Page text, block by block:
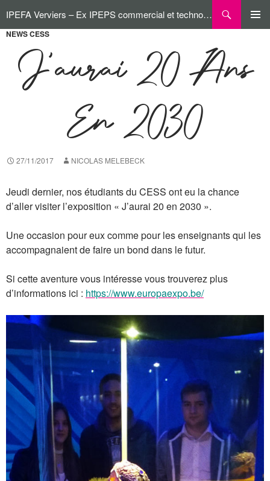
au
contenu
IPEFA Verviers – Ex IPEPS commercial et technologique
NEWS CESS
J’aurai 20 Ans
En 2030
27/11/2017 NICOLAS MELEBECK
Jeudi dernier, nos étudiants du CESS ont eu la chance
d’aller visiter l’exposition « J’aurai 20 en 2030 ».
Une occasion pour eux comme pour les enseignants qui les
accompagnaient de faire un bond dans le futur.
Si cette aventure vous intéresse vous trouverez plus
d’informations ici : https://www.europaexpo.be/